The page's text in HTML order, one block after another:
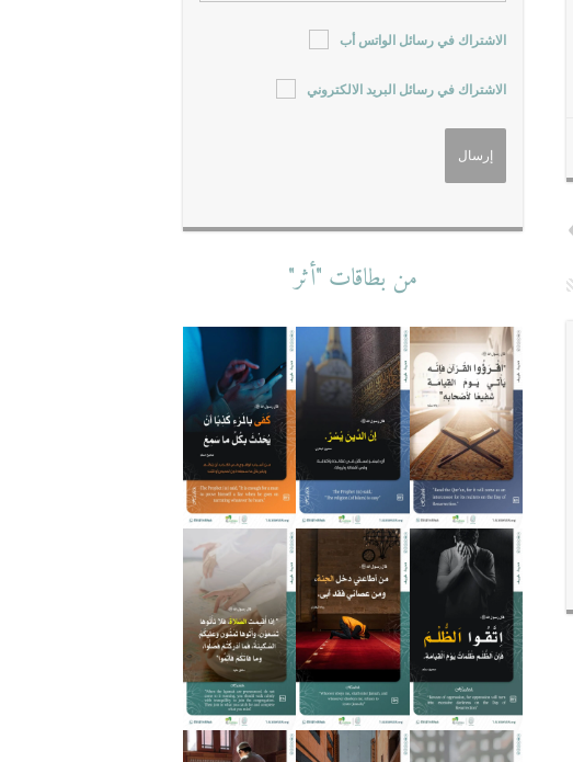
الاشتراك في رسائل الواتس أب
الاشتراك في رسائل البريد الالكتروني
من بطاقات "أثر"